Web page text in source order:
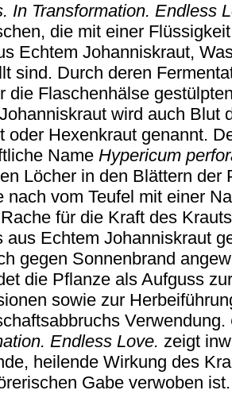
In Transformation. Endless
die mit einer
Echtem Johanniskraut,
sind. Durch deren
die Flaschenhälse
wird auch Blut
oder Hexenkraut genannt.
Name Hypericum
Löcher in den Blättern der
nach vom Teufel mit einer
für die Kraft des
aus Echtem Johanniskraut
gegen Sonnenbrand
die Pflanze als Aufguss
sowie zur
Verwendung.
Endless Love. zeigt
heilende Wirkung des
Gabe verwoben ist.